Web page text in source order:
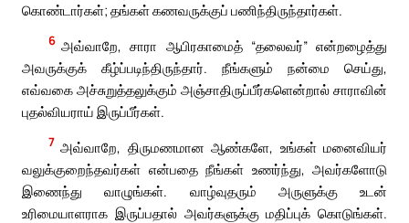
கொண்டார்கள்; தங்கள் கணவருக்குப் பணிந்திருந்தார்கள்.
6 அவ்வாறே, சாரா ஆபிரகாமைத் “தலைவர்” என்றழைத்து
அவருக்குக் கீழ்ப்படிந்திருந்தார். நீங்களும் நன்மை செய்து,
எவ்வகை அச்சுறுத்தலுக்கும் அஞ்சாதிருப்பீர்களென்றால் சாராவின்
புதல்வியராய் இருப்பீர்கள்.
7 அவ்வாறே, திருமணமான ஆண்களே, உங்கள் மனைவியர்
வலுக்குறைந்தவர்கள் என்பதை நீங்கள் உணர்ந்து, அவர்களோடு
இணைந்து வாழுங்கள். வாழ்வுதரும் அருளுக்கு உடன்
உரிமையாளராக இருப்பதால் அவர்களுக்கு மதிப்புக் கொடுங்கள்.